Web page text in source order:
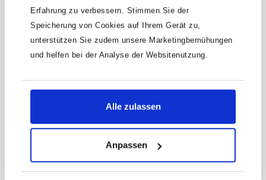
Erfahrung zu verbessern. Stimmen Sie der
Speicherung von Cookies auf Ihrem Gerät zu,
unterstützen Sie zudem unsere Marketingbemühungen
und helfen bei der Analyse der Websitenutzung.
Alle zulassen
Anpassen
HAZET Kunststoff-Hülse 903SLG-
017
Kunststoff-Hülse blau · für 903 S Lg-17Made
MaschinenbetätigungHaftungsausschlussFal
sche bzw. fehlerhafte Ersatzteile oder deren
unsachgemäßer Einbau können zu